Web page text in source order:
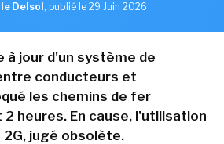
Delsol , publié le 29 Juin 2026
à jour d'un système de
conducteurs et
les chemins de fer
2 heures. En cause, l'utilisation
2G, jugé obsolète.